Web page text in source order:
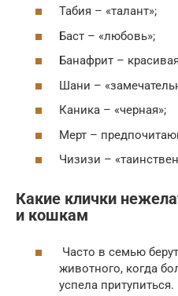
Табия – «талант»;
Баст – «любовь»;
Банафрит –
Шани –
Каника – «черная»;
Мерт –
Чизизи –
Какие клички
и кошкам
Часто в семью
животного, когда
успела